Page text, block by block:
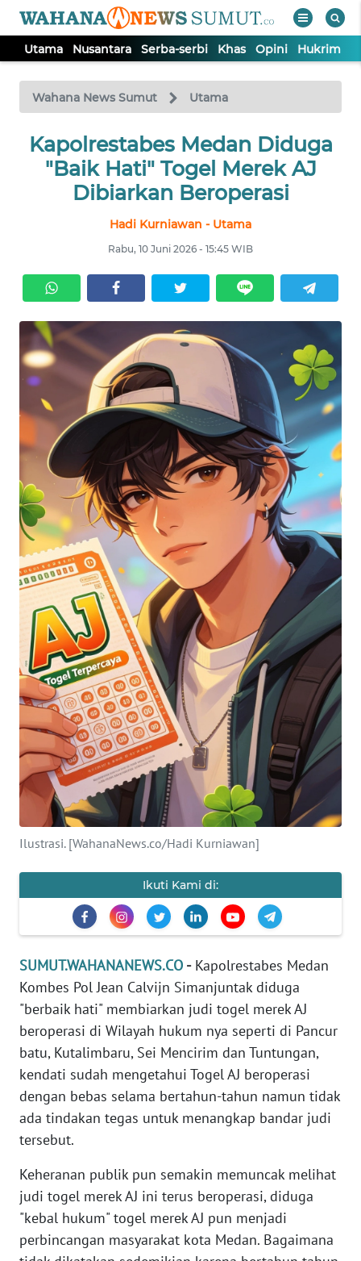
Utama Nusantara Serba-serbi Khas Opini Hukrim
Wahana News Sumut Utama
Kapolrestabes Medan Diduga
"Baik Hati" Togel Merek AJ
Dibiarkan Beroperasi
Hadi Kurniawan - Utama
Rabu, 10 Juni 2026 - 15:45 WIB
Ilustrasi. [WahanaNews.co/Hadi Kurniawan]
Ikuti Kami di:
SUMUT.WAHANANEWS.CO -Kapolrestabes Medan
Kombes Pol Jean Calvijn Simanjuntak diduga
"berbaik hati" membiarkan judi togel merek AJ
beroperasi di Wilayah hukum nya seperti di Pancur
batu, Kutalimbaru, Sei Mencirim dan Tuntungan,
kendati sudah mengetahui Togel AJ beroperasi
dengan bebas selama bertahun-tahun namun tidak
ada tindakan tegas untuk menangkap bandar judi
tersebut.
Keheranan publik pun semakin memuncak melihat
judi togel merek AJ ini terus beroperasi, diduga
"kebal hukum" togel merek AJ pun menjadi
perbincangan masyarakat kota Medan. Bagaimana
TV
Tutup
UTAMA
NUSANTARA
KHAS
OPINI
HUKRIM
PERISTIWA
Informasi
INDEKS
BERITA
KONTAK
KAMI
INFO
IKLAN
TENTANG
KAMI
PEDOMAN
MEDIA
SIBER
REDAKSI
DISCLAIMER
News
Regional
SUMUT
WN
JAKARTA
WN
WN
BANTEN